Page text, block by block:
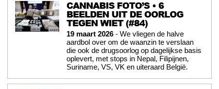
CANNABIS FOTO’S • 6
BEELDEN UIT DE OORLOG
TEGEN WIET (#84)
19 maart 2026 - We vliegen de halve
aardbol over om de waanzin te verslaan
die ook de drugsoorlog op dagelijkse basis
oplevert, met stops in Nepal, Filipijnen,
Suriname, VS, VK en uiteraard België.